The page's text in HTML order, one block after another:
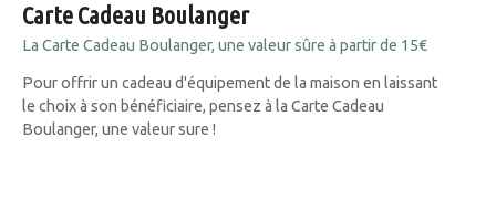
Carte Cadeau Boulanger
La Carte Cadeau Boulanger, une valeur sûre à partir de 15€
Pour offrir un cadeau d'équipement de la maison en laissant
le choix à son bénéficiaire, pensez à la Carte Cadeau
Boulanger, une valeur sure !